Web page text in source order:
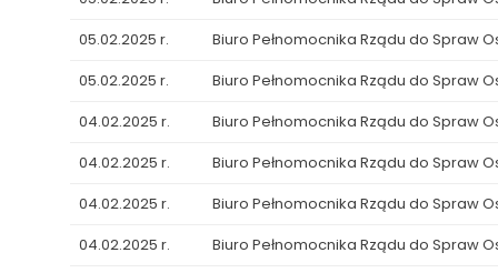
05.02.2025 r.
Biuro Pełnomocnika Rządu do Spraw
05.02.2025 r.
Biuro Pełnomocnika Rządu do Spraw
04.02.2025 r.
Biuro Pełnomocnika Rządu do Spraw
04.02.2025 r.
Biuro Pełnomocnika Rządu do Spraw
04.02.2025 r.
Biuro Pełnomocnika Rządu do Spraw
04.02.2025 r.
Biuro Pełnomocnika Rządu do Spraw